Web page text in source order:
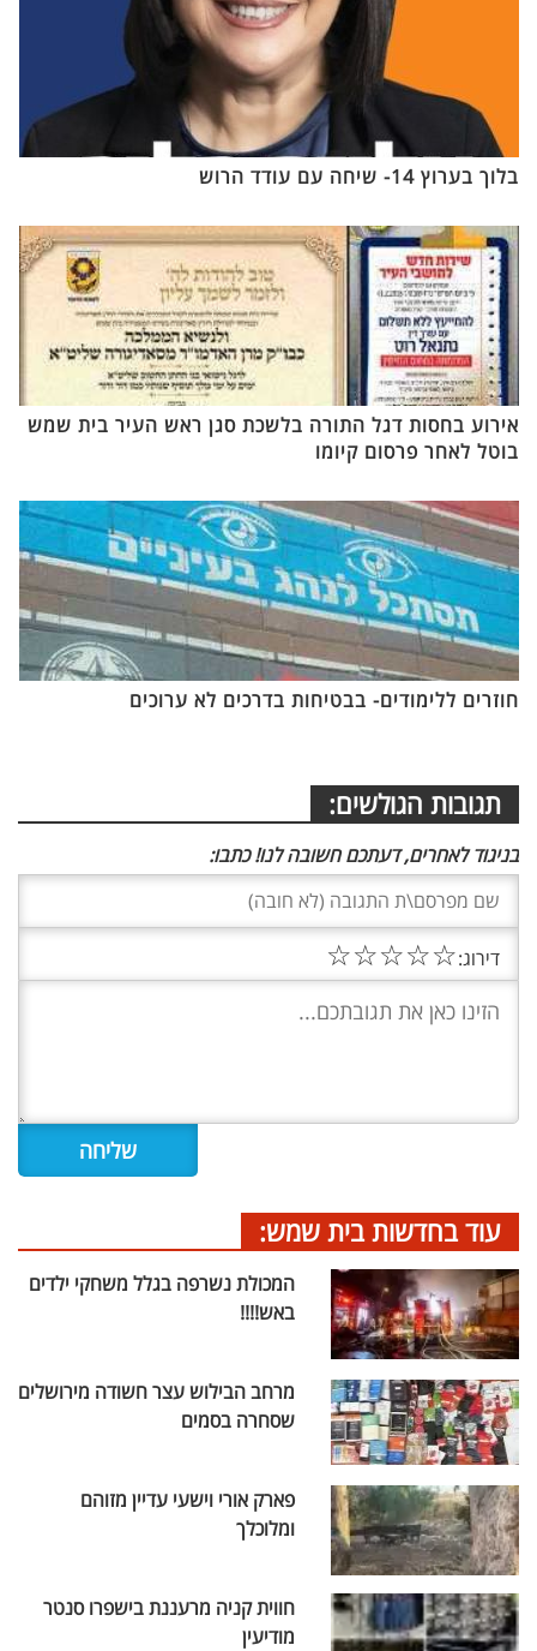
בלוך בערוץ 14- שיחה עם עודד הרוש
אירוע בחסות דגל התורה בלשכת סגן ראש העיר בית שמש
בוטל לאחר פרסום קיומו
חוזרים ללימודים- בבטיחות בדרכים לא ערוכים
תגובות הגולשים:
בניגוד לאחרים, דעתכם חשובה לנו! כתבו:
דירוג:☆
☆
☆
☆
☆
עוד בחדשות בית שמש:
המכולת נשרפה בגלל משחקי ילדים
באש!!!!
מרחב הבילוש עצר חשודה מירושלים
שסחרה בסמים
פארק אורי וישעי עדיין מזוהם
ומלוכלך
חווית קניה מרעננת בישפרו סנטר
מודיעין